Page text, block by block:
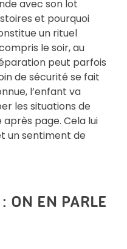
avec son lot
et pourquoi
un rituel
le soir, au
peut parfois
de sécurité se fait
l’enfant va
les situations de
après page. Cela lui
un sentiment de
ON EN PARLE